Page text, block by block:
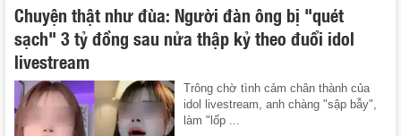
Chuyện thật như đùa: Người đàn ông bị "quét
sạch" 3 tỷ đồng sau nửa thập kỷ theo đuổi idol
livestream
Trông chờ tình cảm chân thành của
idol livestream, anh chàng "sập bẫy",
làm "lốp ...